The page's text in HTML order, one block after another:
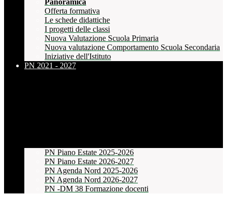
Panoramica
Offerta formativa
Le schede didattiche
I progetti delle classi
Nuova Valutazione Scuola Primaria
Nuova valutazione Comportamento Scuola Secondaria
Iniziative dell'Istituto
PN 2021 - 2027
PN Piano Estate 2025-2026
PN Piano Estate 2026-2027
PN Agenda Nord 2025-2026
PN Agenda Nord 2026-2027
PN -DM 38 Formazione docenti